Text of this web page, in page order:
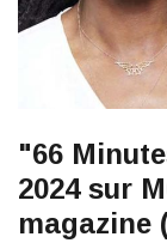
"66
2024 sur
magazine